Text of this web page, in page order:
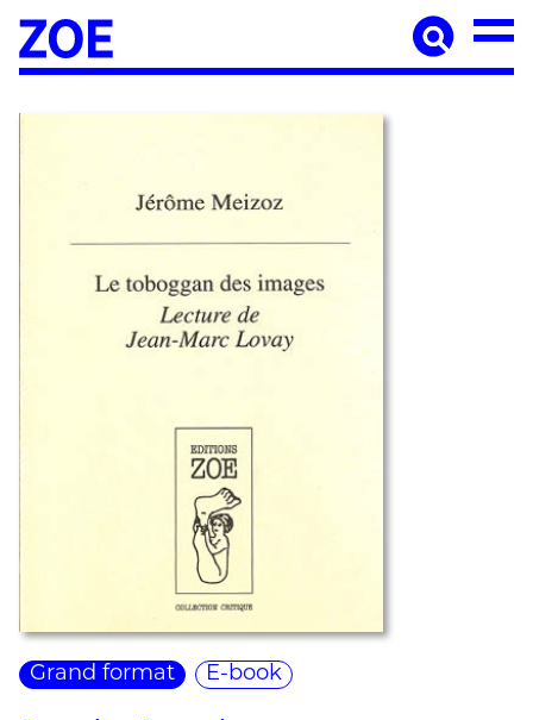
Accueil
À paraître
Catalogue
Agenda
Les éditions Zoé
Manuscrits
Mentions légales
Newsletter
Grand format E-book